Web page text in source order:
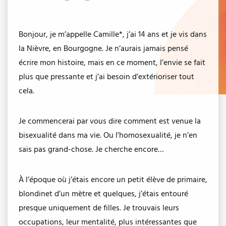
Bonjour, je m’appelle Camille*, j’ai 14 ans et je vis dans
la Nièvre, en Bourgogne. Je n’aurais jamais pensé
écrire mon histoire, mais en ce moment, l’envie se fait
plus que pressante et j’ai besoin d’extérioriser tout
cela.
Je commencerai par vous dire comment est venue la
bisexualité dans ma vie. Ou l’homosexualité, je n’en
sais pas grand-chose. Je cherche encore…
À l’époque où j’étais encore un petit élève de primaire,
blondinet d’un mètre et quelques, j’étais entouré
presque uniquement de filles. Je trouvais leurs
occupations, leur mentalité, plus intéressantes que